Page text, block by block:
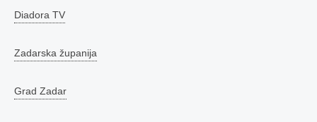
Diadora TV
Zadarska županija
Grad Zadar